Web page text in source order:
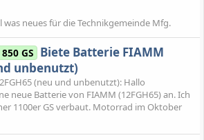
was neues für die Technikgemeinde Mfg.
GS Biete Batterie FIAMM
unbenutzt)
(neu und unbenutzt): Hallo
neue Batterie von FIAMM (12FGH65) an. Ich
1100er GS verbaut. Motorrad im Oktober